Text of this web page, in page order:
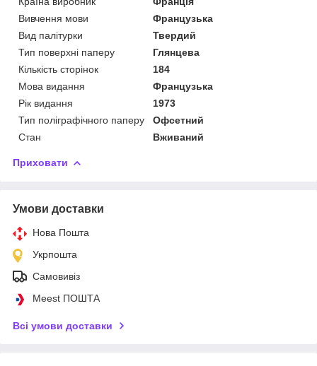
Вивчення мови
Французька
Вид палітурки
Твердий
Тип поверхні паперу
Глянцева
Кількість сторінок
184
Мова видання
Французька
Рік видання
1973
Тип поліграфічного паперу
Офсетний
Стан
Вживаний
Приховати
Умови доставки
Нова Пошта
Укрпошта
Самовивіз
Meest ПОШТА
Всі умови доставки